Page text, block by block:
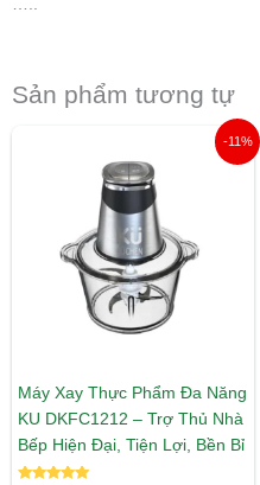
Sản phẩm tương tự
-11%
Máy Xay Thực Phẩm Đa Năng
KU DKFC1212 – Trợ Thủ Nhà
Bếp Hiện Đại, Tiện Lợi, Bền Bỉ
là:
1.350.000 ₫.
Giá
hiện